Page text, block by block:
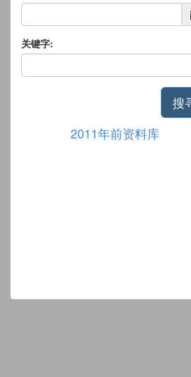
关键字:
搜
2011年前资料库